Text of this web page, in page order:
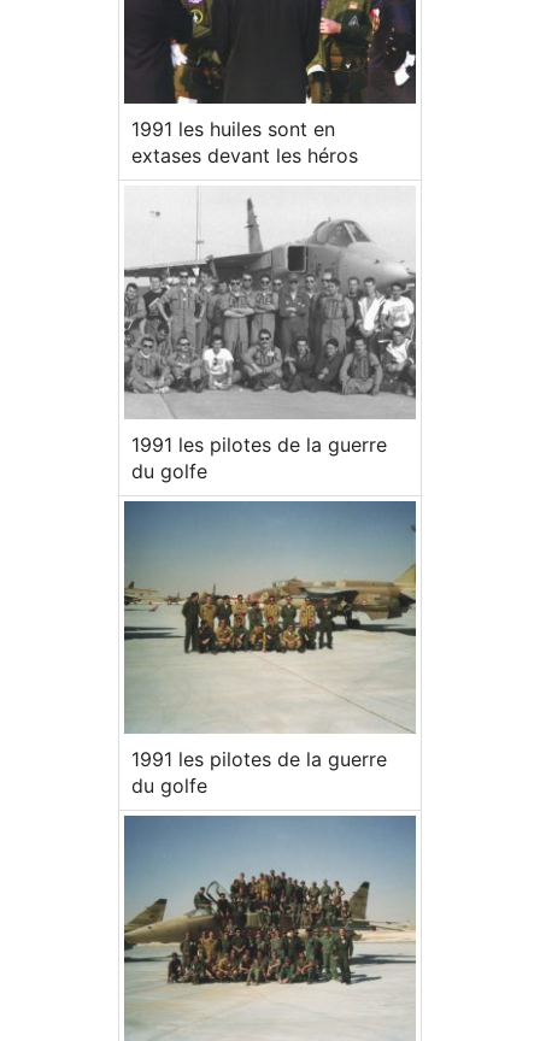
1991 les huiles sont en
extases devant les héros
1991 les pilotes de la guerre
du golfe
1991 les pilotes de la guerre
du golfe